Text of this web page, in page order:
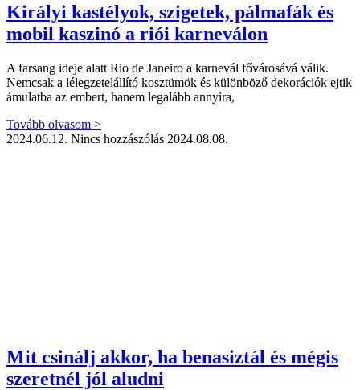
Királyi kastélyok, szigetek, pálmafák és
mobil kaszinó a riói karneválon
A farsang ideje alatt Rio de Janeiro a karnevál fővárosává válik.
Nemcsak a lélegzetelállító kosztümök és különböző dekorációk ejtik
ámulatba az embert, hanem legalább annyira,
Tovább olvasom >
2024.06.12. Nincs hozzászólás 2024.08.08.
Mit csinálj akkor, ha benasiztál és mégis
szeretnél jól aludni